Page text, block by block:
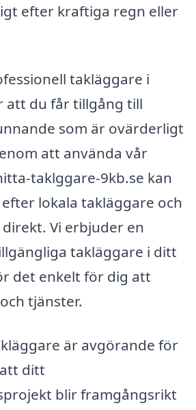
efter kraftiga regn eller
takläggare i
att du får tillgång till
som är ovärderligt
att använda vår
taklggare-9kb.se kan
lokala takläggare och
Vi erbjuder en
takläggare i ditt
det enkelt för dig att
tjänster.
är avgörande för
ditt
blir framgångsrikt